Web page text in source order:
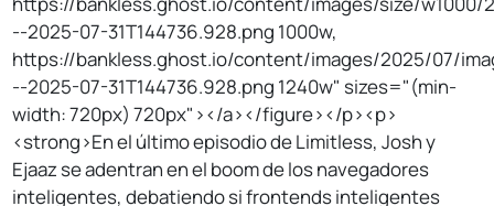
--2025-07-31T144736.928.png 1000w,
https://bankless.ghost.io/content/images/2025/07/
--2025-07-31T144736.928.png 1240w" sizes="(min-
width: 720px) 720px"></a></figure></p><p>
<strong>En el último episodio de Limitless, Josh y
Ejaaz se adentran en el boom de los navegadores
inteligentes, debatiendo si frontends inteligentes